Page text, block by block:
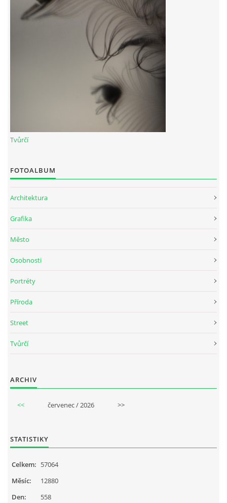
Tvůrčí
FOTOALBUM
Architektura
Grafika
Město
Osobnosti
Portréty
Příroda
Street
Tvůrčí
ARCHIV
<< červenec / 2026 >>
STATISTIKY
Celkem: 57064
Měsíc:
12880
Den:
558